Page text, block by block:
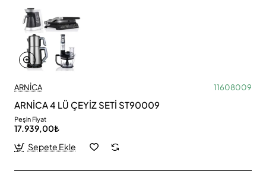
ARNİCA 11608009
ARNİCA 4 LÜ ÇEYİZ SETİ ST90009
Peşin Fiyat
17.939,00₺
Sepete Ekle